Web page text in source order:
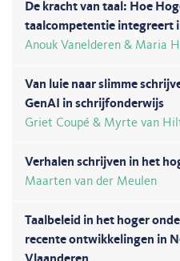
De kracht van taal: Hoe
taalcompetentie integreert
Anouk Vanelderen & Maria
Van luie naar slimme
GenAI in schrijfonderwijs
Griet Coupé & Myrte van
Verhalen schrijven in het
Maarten van der Meulen
Taalbeleid in het hoger
recente ontwikkelingen in